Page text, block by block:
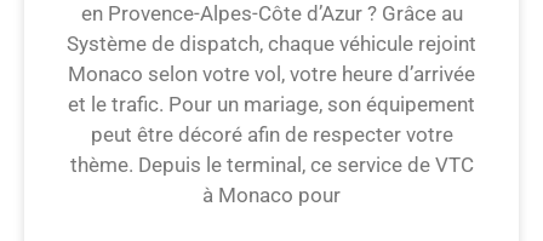
en Provence-Alpes-Côte d’Azur ? Grâce au
Système de dispatch, chaque véhicule rejoint
Monaco selon votre vol, votre heure d’arrivée
et le trafic. Pour un mariage, son équipement
peut être décoré afin de respecter votre
thème. Depuis le terminal, ce service de VTC
à Monaco pour